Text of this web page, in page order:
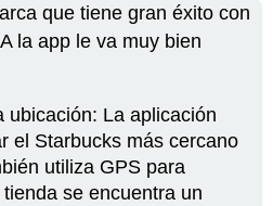
que tiene gran éxito con
la app le va muy bien
ubicación: La aplicación
el Starbucks más cercano
utiliza GPS para
se encuentra un